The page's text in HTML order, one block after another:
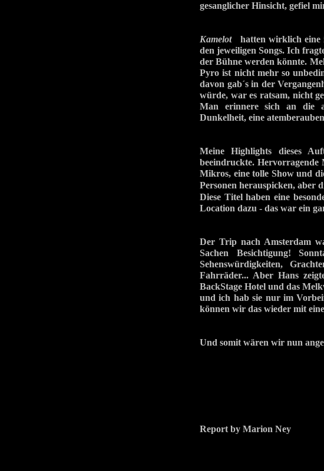
gesanglicher Hinsicht, gefiel
Kamelothatten wirklich eine
den jeweiligen Songs. Ich
der Bühne werden könnte.
Pyro ist nicht mehr so
davon gab´s in der
würde, war es ratsam, nicht
Man erinnere sich an die
Dunkelheit, eine
Meine Highlights dieses
beeindruckte. Hervorragende
Mikros, eine tolle Show und
Personen herauspicken, aber
Diese Titel haben eine
Location dazu - das war ein
Der Trip nach Amsterdam
Sachen Besichtigung!
Sehenswürdigkeiten,
Fahrräder... Aber Hans
BackStage Hotel und das
und ich hab sie nur im
können wir das wieder mit
Und somit wären wir nun
Report by Marion Ney